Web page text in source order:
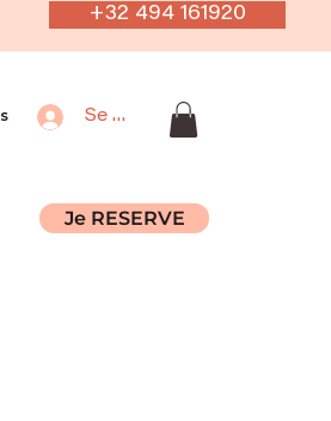
+32 494 161920
Se connecter
Je RESERVE